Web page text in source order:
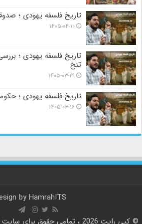
تاریخ فلسفه یهودی ؛
۱۴۰۵-۰۴-۱۰
تاریخ فلسفه یهودی ؛
تنخ
۱۴۰۵-۰۳-۲۹
تاریخ فلسفه یهودی ؛
۱۴۰۵-۰۳-۱۶
by HamrahITS